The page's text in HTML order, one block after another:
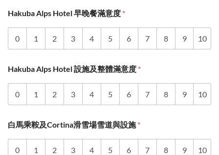
Hakuba Alps Hotel 早晚餐滿意度 *
0 1 2 3 4 5 6 7 8 9 10
Hakuba Alps Hotel 設施及整體滿意度 *
0 1 2 3 4 5 6 7 8 9 10
白馬乘鞍及Cortina滑雪場雪道與設施*
0 1 2 3 4 5 6 7 8 9 10